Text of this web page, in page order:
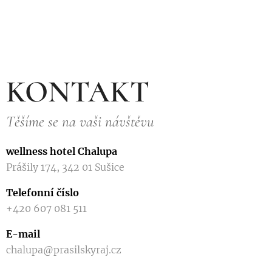
KONTAKT
Těšíme se na vaši návštěvu
wellness hotel Chalupa
Prášily 174, 342 01 Sušice
Telefonní číslo
+420 607 081 511
E-mail
chalupa@prasilskyraj.cz